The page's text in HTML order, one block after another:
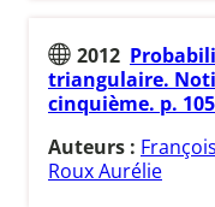
2012
triangulaire.
cinquième. p.
Auteurs :
Roux Aurélie